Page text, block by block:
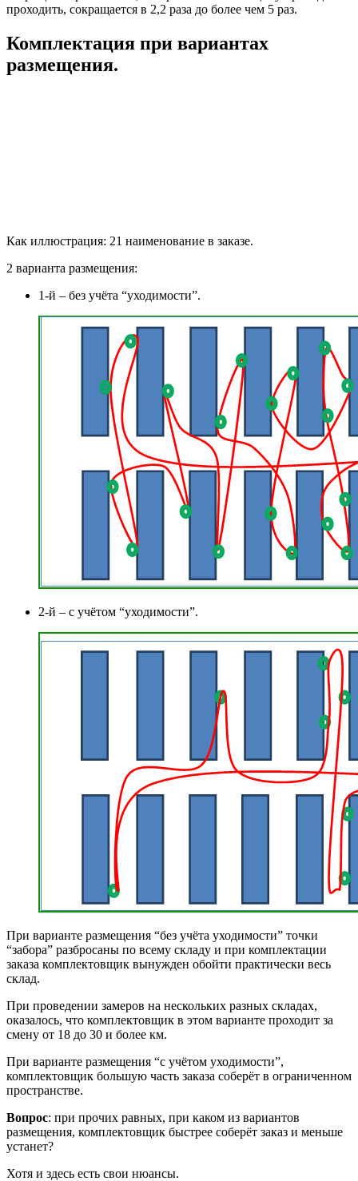
проходить, сокращается в 2,2 раза до более чем 5 раз.
Комплектация при вариантах
размещения.
Как иллюстрация: 21 наименование в заказе.
2 варианта размещения:
1-й – без учёта “уходимости”.
2-й – с учётом “уходимости”.
При варианте размещения “без учёта уходимости” точки
“забора” разбросаны по всему складу и при комплектации
заказа комплектовщик вынужден обойти практически весь
склад.
При проведении замеров на нескольких разных складах,
оказалось, что комплектовщик в этом варианте проходит за
смену от 18 до 30 и более км.
При варианте размещения “с учётом уходимости”,
комплектовщик большую часть заказа соберёт в ограниченном
пространстве.
Вопрос: при прочих равных, при каком из вариантов
размещения, комплектовщик быстрее соберёт заказ и меньше
устанет?
Хотя и здесь есть свои нюансы.